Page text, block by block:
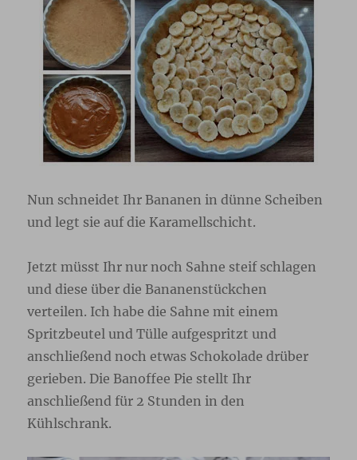
Nun schneidet Ihr Bananen in dünne Scheiben
und legt sie auf die Karamellschicht.
Jetzt müsst Ihr nur noch Sahne steif schlagen
und diese über die Bananenstückchen
verteilen. Ich habe die Sahne mit einem
Spritzbeutel und Tülle aufgespritzt und
anschließend noch etwas Schokolade drüber
gerieben. Die Banoffee Pie stellt Ihr
anschließend für 2 Stunden in den
Kühlschrank.